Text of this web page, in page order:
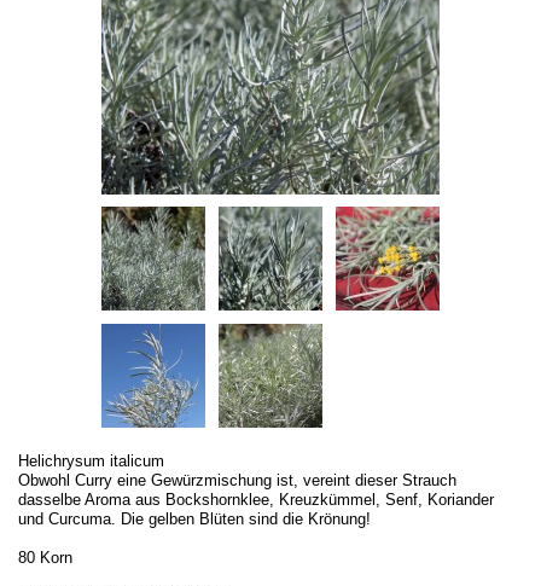
Helichrysum italicum
Obwohl Curry eine Gewürzmischung ist, vereint dieser Strauch
dasselbe Aroma aus Bockshornklee, Kreuzkümmel, Senf, Koriander
und Curcuma. Die gelben Blüten sind die Krönung!
80 Korn